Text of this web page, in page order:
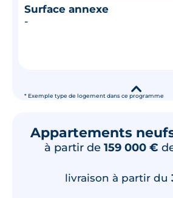
* Exemple type de logement dans ce programme
Surface annexe
-
▾
Appartements
à partir de 159 000 €
livraison à partir du